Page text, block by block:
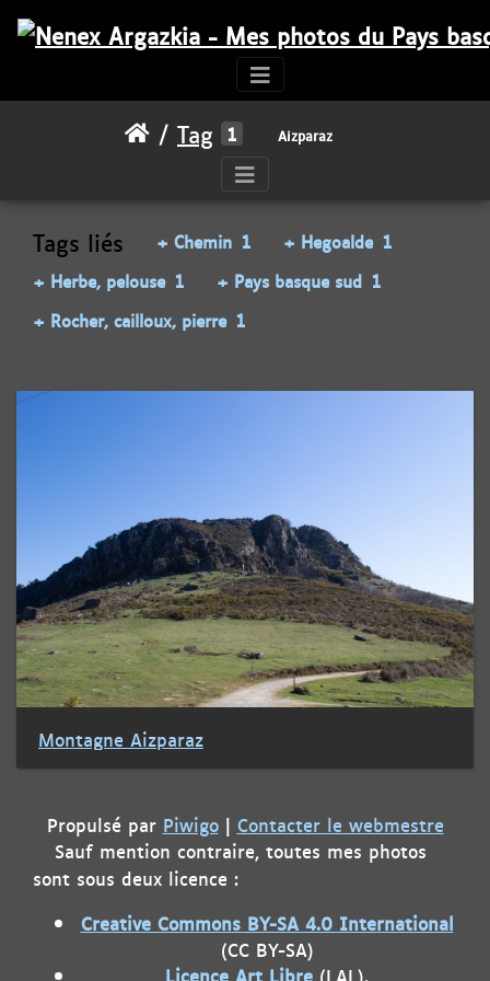
Tag 1 Aizparaz
Tags liés + Chemin 1 + Hegoalde 1
+ Herbe, pelouse 1 + Pays basque sud 1
+ Rocher, cailloux, pierre 1
Montagne Aizparaz
Propulsé par Piwigo| Contacter le webmestre
Sauf mention contraire, toutes mes photos
sont sous deux licence :
Creative Commons BY-SA 4.0 International
(CC BY-SA)